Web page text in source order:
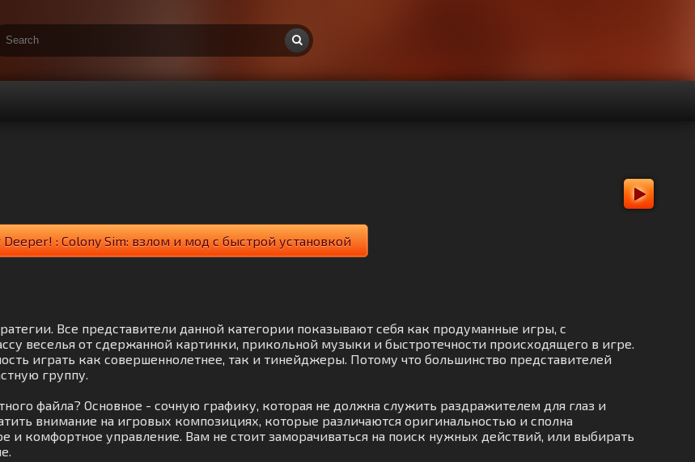
Deeper! : Colony Sim: взлом и мод с быстрой установкой
Все представители данной категории показывают себя как продуманные игры, с
веселья от сдержанной картинки, прикольной музыки и быстротечности происходящего в игре.
играть как совершеннолетнее, так и тинейджеры. Потому что большинство представителей
группу.
файла? Основное - сочную графику, которая не должна служить раздражителем для глаз и
внимание на игровых композициях, которые различаются оригинальностью и сполна
и комфортное управление. Вам не стоит заморачиваться на поиск нужных действий, или выбирать